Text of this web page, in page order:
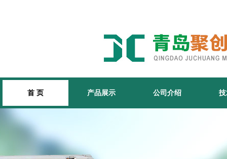
首 页 产品展示 公司介绍